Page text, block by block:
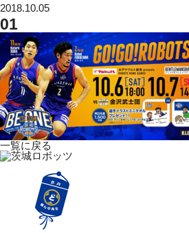
2018.10.05
01
一覧に戻る